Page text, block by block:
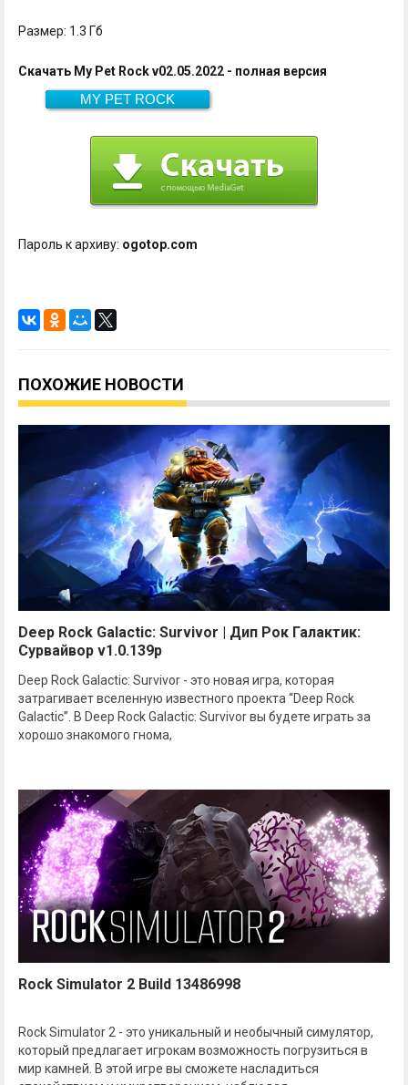
Размер: 1.3 Гб
Скачать My Pet Rock v02.05.2022 - полная версия
MY PET ROCK
1.3 Гб
Скачать
Пароль к архиву: ogotop.com
ПОХОЖИЕ НОВОСТИ
Deep Rock Galactic: Survivor | Дип Рок Галактик:
Сурвайвор v1.0.139p
Deep Rock Galactic: Survivor - это новая игра, которая
затрагивает вселенную известного проекта “Deep Rock
Galactic”. В Deep Rock Galactic: Survivor вы будете играть за
хорошо знакомого гнома,
Rock Simulator 2 Build 13486998
Rock Simulator 2 - это уникальный и необычный симулятор,
который предлагает игрокам возможность погрузиться в
мир камней. В этой игре вы сможете насладиться